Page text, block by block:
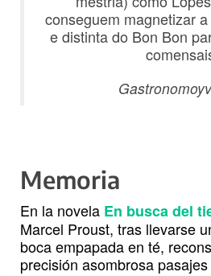
conseguem magnetizar
e distinta do Bon Bon
Memoria
En la novela En busca del
Marcel Proust, tras llevarse
boca empapada en té,
precisión asombrosa